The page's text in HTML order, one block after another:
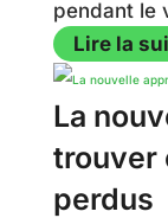
pendant le
Lire la
La
trouver
perdus